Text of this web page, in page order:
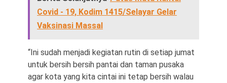
Covid - 19, Kodim 1415/Selayar Gelar
Vaksinasi Massal
“Ini sudah menjadi kegiatan rutin di setiap jumat
untuk bersih bersih pantai dan taman pusaka
agar kota yang kita cintai ini tetap bersih walau